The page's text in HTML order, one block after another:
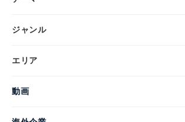
ジャンル
エリア
動画